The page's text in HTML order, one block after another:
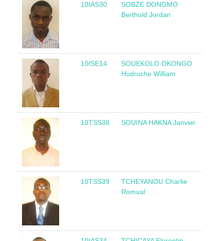
10IAS30
SOBZE DONGMO
Berthold Jordan
10ISE14
SOUEKOLO OKONGO
Hudruche William
10TSS38 SOUINA HAKNA Janvier
10TSS39
TCHEYANOU Charlie
Romual